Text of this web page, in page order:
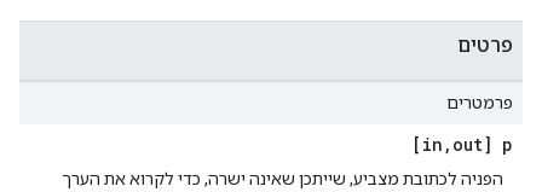
פרטים
פרמטרים
[in , out] p
הפניה לכתובת מצביע, שייתכן שאינה ישרה, כדי לקרוא את הערך